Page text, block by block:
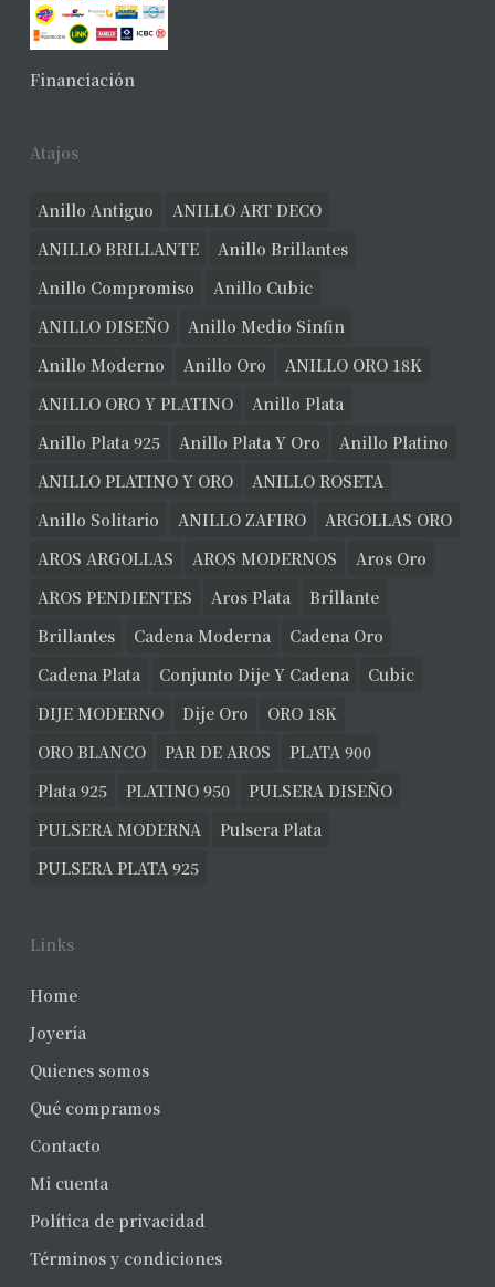
Financiación
Atajos
Anillo Antiguo
ANILLO ART DECO
ANILLO BRILLANTE
Anillo Brillantes
Anillo Compromiso
Anillo Cubic
ANILLO DISEÑO
Anillo Medio Sinfin
Anillo Moderno
Anillo Oro
ANILLO ORO 18K
ANILLO ORO Y PLATINO
Anillo Plata
Anillo Plata 925
Anillo Plata Y Oro
Anillo Platino
ANILLO PLATINO Y ORO
ANILLO ROSETA
Anillo Solitario
ANILLO ZAFIRO
ARGOLLAS ORO
AROS ARGOLLAS
AROS MODERNOS
Aros Oro
AROS PENDIENTES
Aros Plata
Brillante
Brillantes
Cadena Moderna
Cadena Oro
Cadena Plata
Conjunto Dije Y Cadena
Cubic
DIJE MODERNO
Dije Oro
ORO 18K
ORO BLANCO
PAR DE AROS
PLATA 900
Plata 925
PLATINO 950
PULSERA DISEÑO
PULSERA MODERNA
Pulsera Plata
PULSERA PLATA 925
Links
Home
Joyería
Quienes somos
Qué compramos
Contacto
Mi cuenta
Política de privacidad
Términos y condiciones